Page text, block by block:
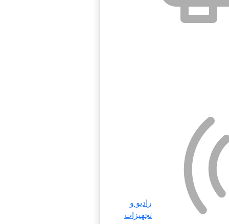
رادیو و
تجهیزات